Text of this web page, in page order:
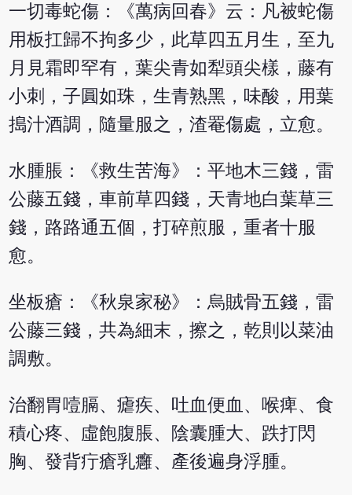
一切毒蛇傷：《萬病回春》云：凡被蛇傷
用板扛歸不拘多少，此草四五月生，至九
月見霜即罕有，葉尖青如犁頭尖樣，藤有
小刺，子圓如珠，生青熟黑，味酸，用葉
搗汁酒調，隨量服之，渣罨傷處，立愈。
水腫脹：《救生苦海》：平地木三錢，雷
公藤五錢，車前草四錢，天青地白葉草三
錢，路路通五個，打碎煎服，重者十服
愈。
坐板瘡：《秋泉家秘》：烏賊骨五錢，雷
公藤三錢，共為細末，擦之，乾則以菜油
調敷。
治翻胃噎膈、瘧疾、吐血便血、喉痺、食
積心疼、虛飽腹脹、陰囊腫大、跌打閃
胸、發背疔瘡乳癰、產後遍身浮腫。